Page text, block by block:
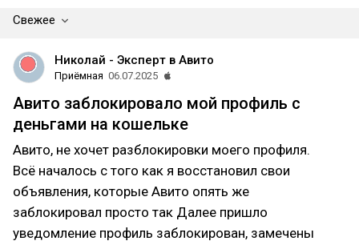
Свежее
Николай - Эксперт в Авито
Приёмная 06.07.2025
Авито заблокировало мой профиль с
деньгами на кошельке
Авито, не хочет разблокировки моего профиля.
Всё началось с того как я восстановил свои
объявления, которые Авито опять же
заблокировал просто так Далее пришло
уведомление профиль заблокирован, замечены